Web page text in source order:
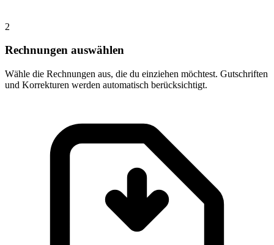
2
Rechnungen auswählen
Wähle die Rechnungen aus, die du einziehen möchtest. Gutschriften
und Korrekturen werden automatisch berücksichtigt.